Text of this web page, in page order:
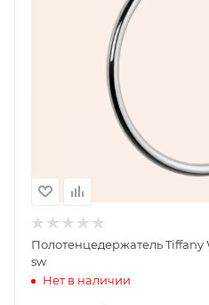
Полотенцедержатель Tiffany
sw
Нет в наличии